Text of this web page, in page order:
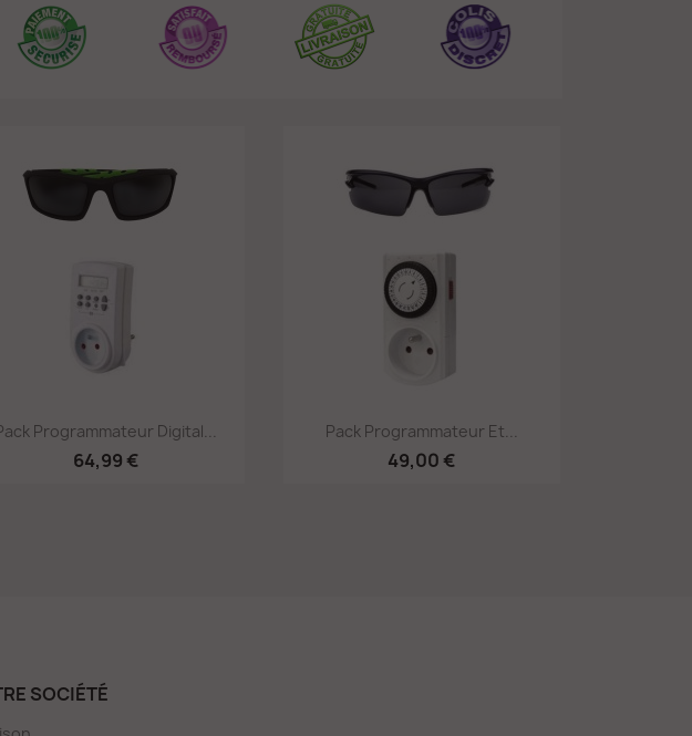
Aperçu rapide
Programmateur Digital...
64,99 €
Aperçu rapide
Pack Programmateur Et...
49,00 €
SOCIÉTÉ